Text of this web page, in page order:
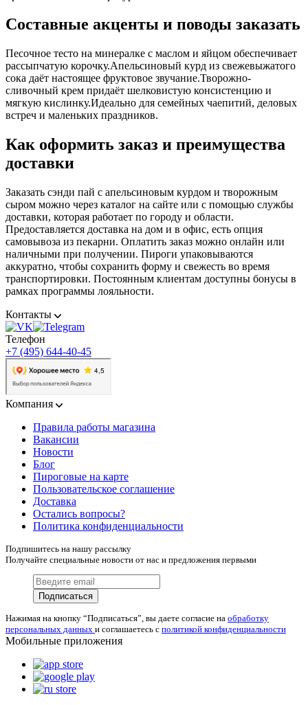
Составные акценты и поводы заказать
Песочное тесто на минералке с маслом и яйцом обеспечивает
рассыпчатую корочку.Апельсиновый курд из свежевыжатого
сока даёт настоящее фруктовое звучание.Творожно-
сливочный крем придаёт шелковистую консистенцию и
мягкую кислинку.Идеально для семейных чаепитий, деловых
встреч и маленьких праздников.
Как оформить заказ и преимущества
доставки
Заказать сэнди пай с апельсиновым курдом и творожным
сыром можно через каталог на сайте или с помощью службы
доставки, которая работает по городу и области.
Предоставляется доставка на дом и в офис, есть опция
самовывоза из пекарни. Оплатить заказ можно онлайн или
наличными при получении. Пироги упаковываются
аккуратно, чтобы сохранить форму и свежесть во время
транспортировки. Постоянным клиентам доступны бонусы в
рамках программы лояльности.
Контакты
Телефон
+7 (495) 644-40-45
Компания
Правила работы магазина
Вакансии
Новости
Блог
Пироговые на карте
Пользовательское соглашение
Доставка
Остались вопросы?
Политика конфиденциальности
Подпишитесь на нашу рассылку
Получайте специальные новости от нас и предложения первыми
Подписаться
Нажимая на кнопку “Подписаться”, вы даете согласие на обработку
персональных данных и соглашаетесь с политикой конфиденциальности
Мобильные приложения